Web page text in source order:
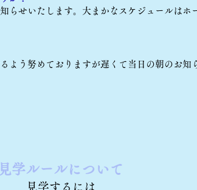
らせいたします。大まかなスケジュールはホ
よう努めておりますが遅くて当日の朝のお知
見学ルールについて
見学するには